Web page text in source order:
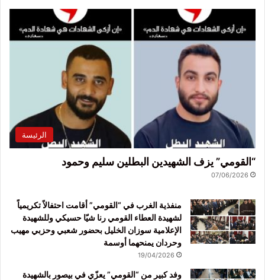
الرئيسة
“القومي” يزف الشهيدين البطلين سليم وحمود
07/06/2026
منفذية الغرب في “القومي” أقامت احتفالاً تكريمياً
لشهيدة العطاء القومي رنا شيّا حسيكي وللشهيدة
الإعلامية سوزان الخليل بحضور شعبي وحزبي مهيب
وحردان يمنحهما أوسمة
19/04/2026
وفد كبير من “القومي” يعزّي في بيصور بالشهيدة